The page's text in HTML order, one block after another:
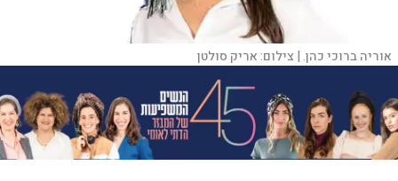
אוריה ברוכי כהן. | צילום:אריק סולטן